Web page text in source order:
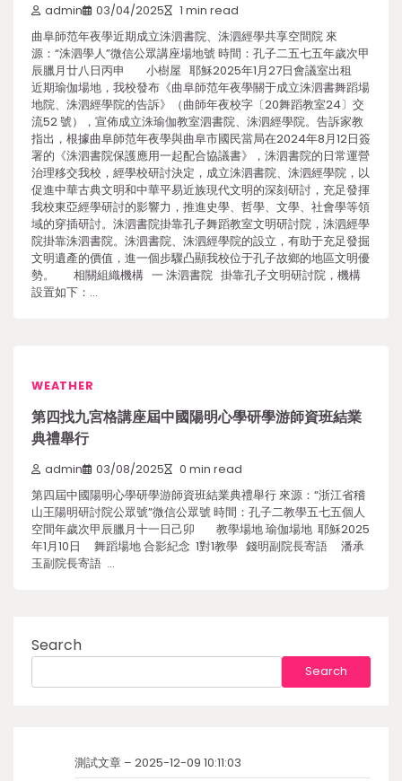
admin 03/04/2025 1 min read
曲阜師范年夜學近期成立洙泗書院、洙泗經學共享空間院 來
源：“洙泗學人”微信公眾講座場地號 時間：孔子二五七五年歲次甲
辰臘月廿八日丙申 小樹屋 耶穌2025年1月27日會議室出租
近期瑜伽場地，我校發布《曲阜師范年夜學關于成立洙泗書舞蹈場
地院、洙泗經學院的告訴》（曲師年夜校字〔20舞蹈教室24〕交
流52 號），宣佈成立洙瑜伽教室泗書院、洙泗經學院。告訴家教
指出，根據曲阜師范年夜學與曲阜市國民當局在2024年8月12日簽
署的《洙泗書院保護應用一起配合協議書》，洙泗書院的日常運營
治理移交我校，經學校研討決定，成立洙泗書院、洙泗經學院，以
促進中華古典文明和中華平易近族現代文明的深刻研討，充足發揮
我校東亞經學研討的影響力，推進史學、哲學、文學、社會學等領
域的穿插研討。洙泗書院掛靠孔子舞蹈教室文明研討院，洙泗經學
院掛靠洙泗書院。洙泗書院、洙泗經學院的設立，有助于充足發掘
文明遺產的價值，進一個步驟凸顯我校位于孔子故鄉的地區文明優
勢。 相關組織機構 一 洙泗書院 掛靠孔子文明研討院，機構
設置如下：…
WEATHER
第四找九宮格講座屆中國陽明心學研學游師資班結業
典禮舉行
admin 03/08/2025 0 min read
第四屆中國陽明心學研學游師資班結業典禮舉行 來源：“浙江省稽
山王陽明研討院公眾號”微信公眾號 時間：孔子二教學五七五個人
空間年歲次甲辰臘月十一日己卯 教學場地 瑜伽場地 耶穌2025
年1月10日 舞蹈場地 合影紀念 1對1教學 錢明副院長寄語 潘承
玉副院長寄語 …
Search
Search
測試文章 – 2025-12-09 10:11:03